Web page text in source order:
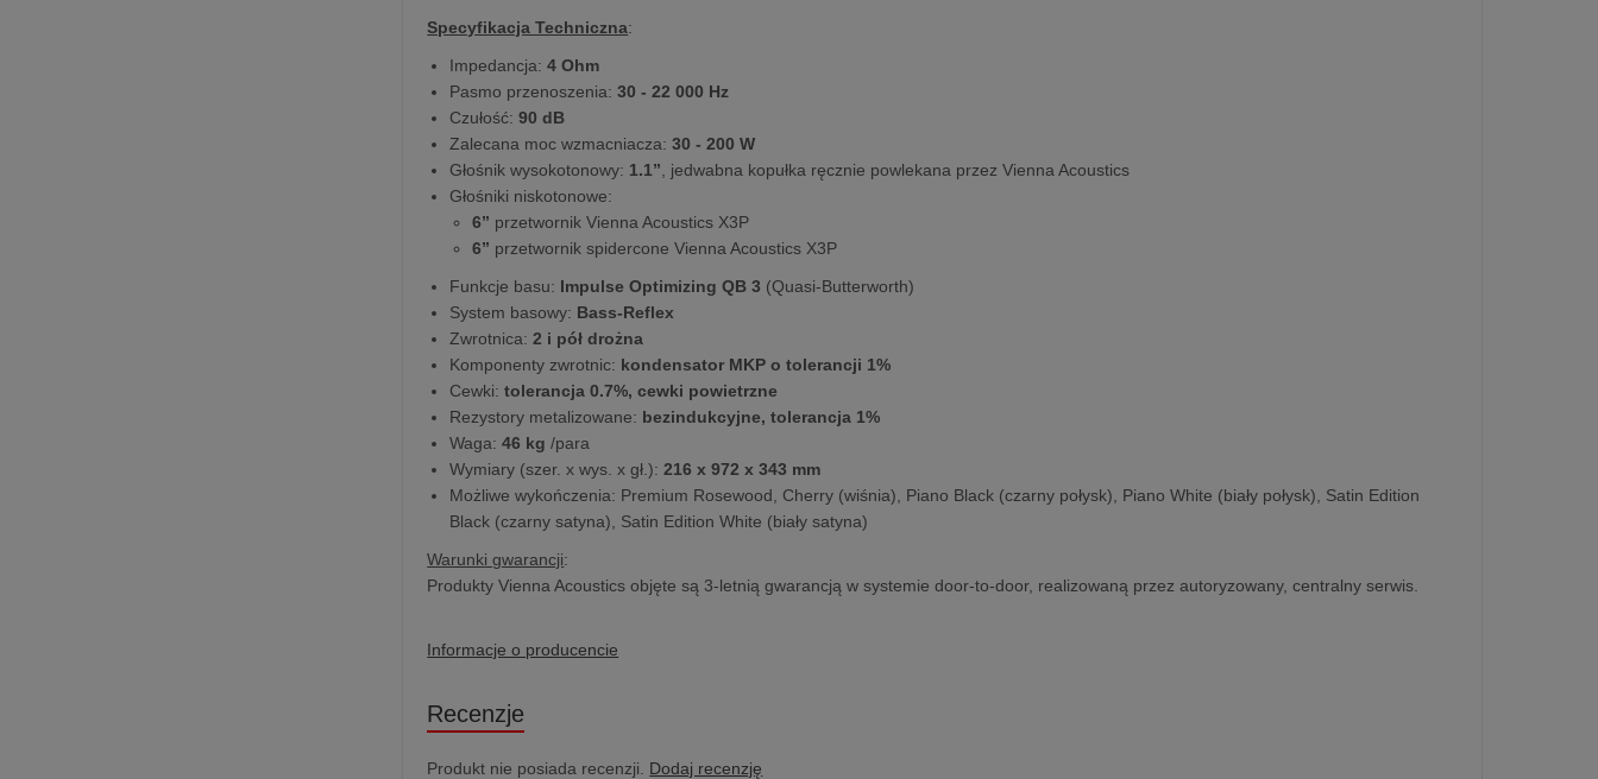
Specyfikacja Techniczna:
Impedancja: 4 Ohm
Pasmo przenoszenia: 30 - 22 000 Hz
Czułość: 90 dB
Zalecana moc wzmacniacza: 30 - 200 W
Głośnik wysokotonowy: 1.1” , jedwabna kopułka ręcznie powlekana przez Vienna Acoustics
Głośniki niskotonowe:
6” przetwornik Vienna Acoustics X3P
6” przetwornik spidercone Vienna Acoustics X3P
Funkcje basu: Impulse Optimizing QB 3 (Quasi-Butterworth)
System basowy: Bass-Reflex
Zwrotnica:2 i pół drożna
Komponenty zwrotnic: kondensator MKP o tolerancji 1%
Cewki:tolerancja 0.7%, cewki powietrzne
Rezystory metalizowane: bezindukcyjne, tolerancja 1%
Waga: 46 kg /para
Wymiary (szer. x wys. x gł.): 216 x 972 x 343 mm
Możliwe wykończenia: Premium Rosewood, Cherry (wiśnia), Piano Black (czarny połysk), Piano White (biały połysk), Satin Edition
Black (czarny satyna), Satin Edition White (biały satyna)
Warunki gwarancji:
Produkty Vienna Acoustics objęte są 3-letnią gwarancją w systemie door-to-door, realizowaną przez autoryzowany, centralny serwis.
Informacje o producencie
Recenzje
Produkt nie posiada recenzji. Dodaj recenzję